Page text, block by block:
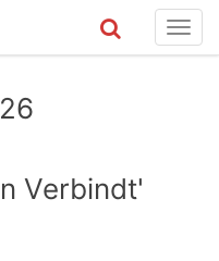
Verbindt'